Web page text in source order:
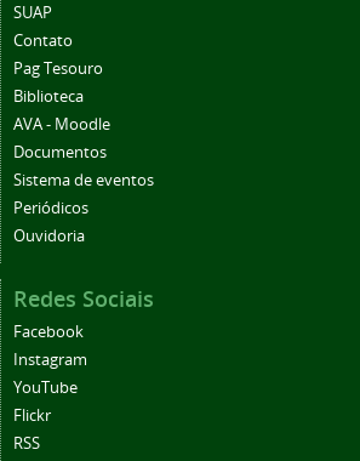
SUAP
Contato
Pag Tesouro
Biblioteca
AVA - Moodle
Documentos
Sistema de eventos
Periódicos
Ouvidoria
Redes Sociais
Facebook
Instagram
YouTube
Flickr
RSS